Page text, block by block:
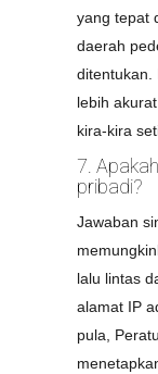
yang tepat
daerah
ditentukan.
lebih
kira-kira
7.
pribadi?
Jawaban
lalu lintas
alamat IP
pula,